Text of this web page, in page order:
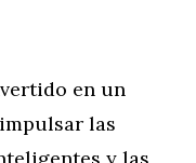
en un
las